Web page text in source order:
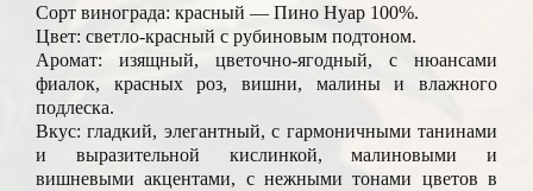
Сорт винограда: красный — Пино Нуар 100%.
Цвет: светло-красный с рубиновым подтоном.
Аромат: изящный, цветочно-ягодный, с нюансами
фиалок, красных роз, вишни, малины и влажного
подлеска.
Вкус: гладкий, элегантный, с гармоничными танинами
и выразительной кислинкой, малиновыми и
вишневыми акцентами, с нежными тонами цветов в